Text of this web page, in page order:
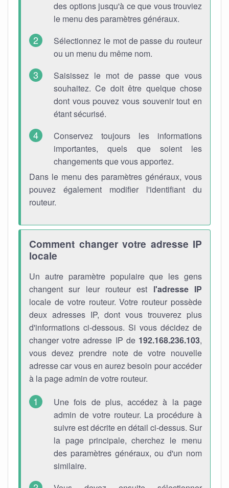
des options jusqu'à ce que vous trouviez
le menu des paramètres généraux.
Sélectionnez le mot de passe du routeur
ou un menu du même nom.
Saisissez le mot de passe que vous
souhaitez. Ce doit être quelque chose
dont vous pouvez vous souvenir tout en
étant sécurisé.
Conservez toujours les informations
importantes, quels que soient les
changements que vous apportez.
Dans le menu des paramètres généraux, vous
pouvez également modifier l'identifiant du
routeur.
Comment changer votre adresse IP
locale
Un autre paramètre populaire que les gens
changent sur leur routeur est l'adresse IP
locale de votre routeur. Votre routeur possède
deux adresses IP, dont vous trouverez plus
d'informations ci-dessous. Si vous décidez de
changer votre adresse IP de 192.168.236.103,
vous devez prendre note de votre nouvelle
adresse car vous en aurez besoin pour accéder
à la page admin de votre routeur.
Une fois de plus, accédez à la page
admin de votre routeur. La procédure à
suivre est décrite en détail ci-dessus. Sur
la page principale, cherchez le menu
des paramètres généraux, ou d'un nom
similaire.